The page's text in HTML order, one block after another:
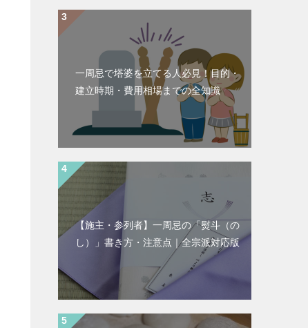
一周忌で塔婆を立てる人必見！目的・
建立時期・費用相場までの全知識
【施主・参列者】一周忌の「熨斗（の
し）」書き方・注意点｜全宗派対応版